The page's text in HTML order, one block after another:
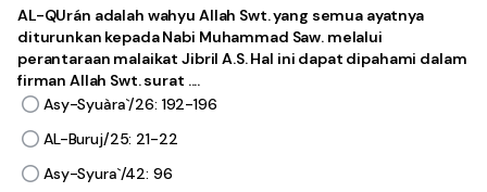
AL-QUrán adalah wahyu Allah Swt. yang semua ayatnya
diturunkan kepada Nabi Muhammad Saw. melalui
perantaraan malaikat Jibril A.S. Hal ini dapat dipahami dalam
firman Allah Swt. surat ....
Asy-Syuàra`/26: 192-196
AL-Buruj/25: 21-22
Asy-Syura`/42: 96